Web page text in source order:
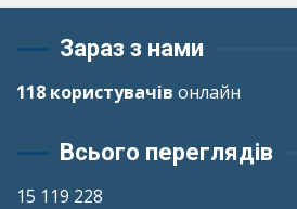
Зараз з нами
118 користувачів онлайн
Всього переглядів
15 119 228